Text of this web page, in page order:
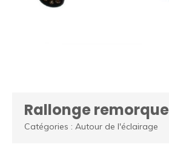
Rallonge remorque
Catégories : Autour de l'éclairage